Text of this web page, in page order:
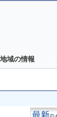
地域の情報